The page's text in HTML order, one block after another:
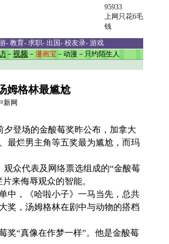
95933
上网只花6毛
钱
- 教育- 求职- 出国- 校友录- 游戏
－ 视频 － 漫画宝 － 动漫 － 只约陌生人
姆格林最尴尬
网
登场的金酸莓奖昨公布，加拿大
最烂男主角等五奖最为尴尬，而玛
众代表及网络票选组成的“金酸莓
来侮辱观众的智能。
，《哈啦小子》一马当先，总共
奖，汤姆格林在剧中与动物的搭档
“真像在作梦一样”。他是金酸莓